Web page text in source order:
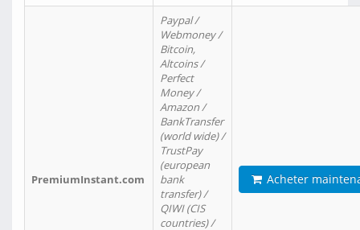
PremiumInstant.com
Paypal /
Webmoney /
Bitcoin,
Altcoins /
Perfect
Money /
Amazon /
BankTransfer
(world wide) /
TrustPay
(european
bank
transfer) /
QIWI (CIS
countries) /
Acheter